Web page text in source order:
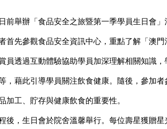
前舉辦「食品安全之旅暨第一季學員生日會」
首先參觀食品安全資訊中心，重點了解「澳
員透過互動體驗協助學員加深理解相關知識
，藉此引導學員關注飲食健康。隨後，參
加工、貯存與健康飲食的重要性。
後，生日會於院舍溫馨舉行。每位壽星獲贈